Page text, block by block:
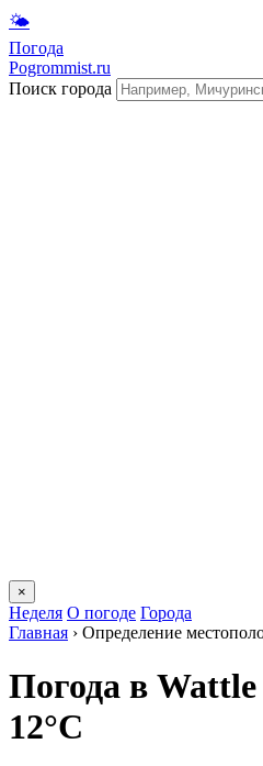
🌤
Погода
Pogrommist.ru
Поиск города
×
Неделя О погоде Города
Главная › Определение
Погода в
12°C